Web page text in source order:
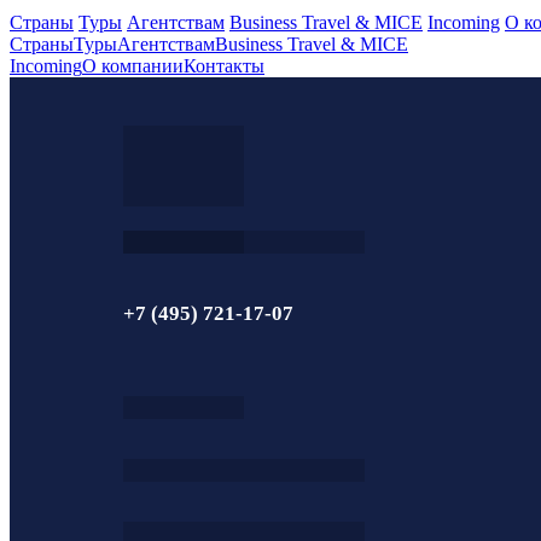
Страны Туры Агентствам Business Travel & MICE Incoming О
СтраныТурыАгентствамBusiness Travel & MICE
IncomingО компанииКонтакты
+7 (495) 721-17-07